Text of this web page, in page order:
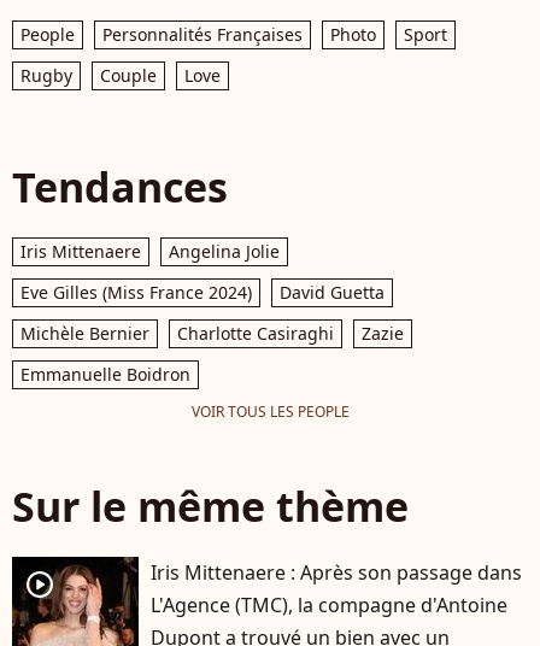
People Personnalités Françaises Photo
Sport
Rugby
Couple Love
Tendances
Iris Mittenaere
Angelina Jolie
Eve Gilles (Miss France 2024)
David Guetta
Michèle Bernier
Charlotte Casiraghi
Zazie
Emmanuelle Boidron
VOIR TOUS LES PEOPLE
Sur le même thème
player2
Iris Mittenaere : Après son passage dans
L'Agence (TMC), la compagne d'Antoine
Dupont a trouvé un bien avec un